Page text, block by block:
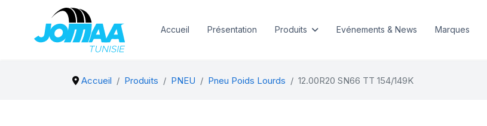
Accueil Présentation Produits Evénements & News Marques
Accueil Produits PNEU Pneu Poids Lourds 12.00R20 SN66 TT 154/149K